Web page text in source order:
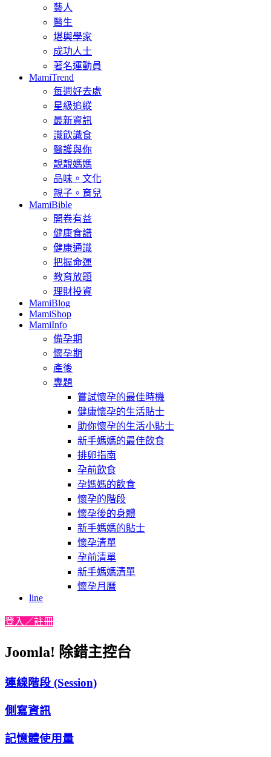
藝人
醫生
堪輿學家
成功人士
著名運動員
MamiTrend
每週好去處
星級追縱
最新資訊
識飲識食
醫護與你
靚靚媽媽
品味。文化
親子。育兒
MamiBible
開卷有益
健康食譜
健康通識
把握命運
教育放題
理財投資
MamiBlog
MamiShop
MamiInfo
備孕期
懷孕期
產後
專題
嘗試懷孕的最佳時機
健康懷孕的生活貼士
助你懷孕的生活小貼士
新手媽媽的最佳飲食
排卵指南
孕前飲食
孕媽媽的飲食
懷孕的階段
懷孕後的身體
新手媽媽的貼士
懷孕清單
孕前清單
新手媽媽清單
懷孕月曆
line
登入／註冊
Joomla! 除錯主控台
連線階段 (Session)
側寫資訊
記憶體使用量